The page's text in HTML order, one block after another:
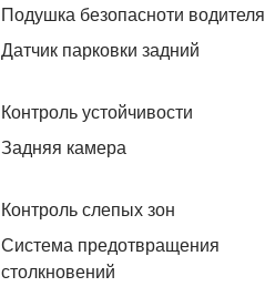
Подушка безопасноти водителя
Датчик парковки задний
Контроль устойчивости
Задняя камера
Контроль слепых зон
Система предотвращения
столкновений